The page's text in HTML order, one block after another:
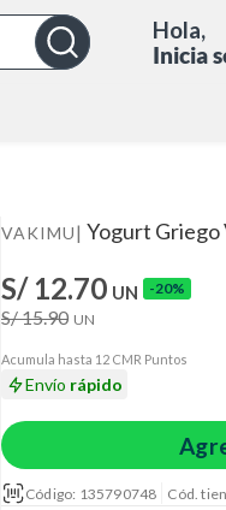
Hola,
Inicia
VAKIMU| Yogurt Griego
S/ 12.70 UN -20%
S/ 15.90 UN
Acumula hasta 12 CMR Puntos
Envío rápido
Código: 135790748 Cód.